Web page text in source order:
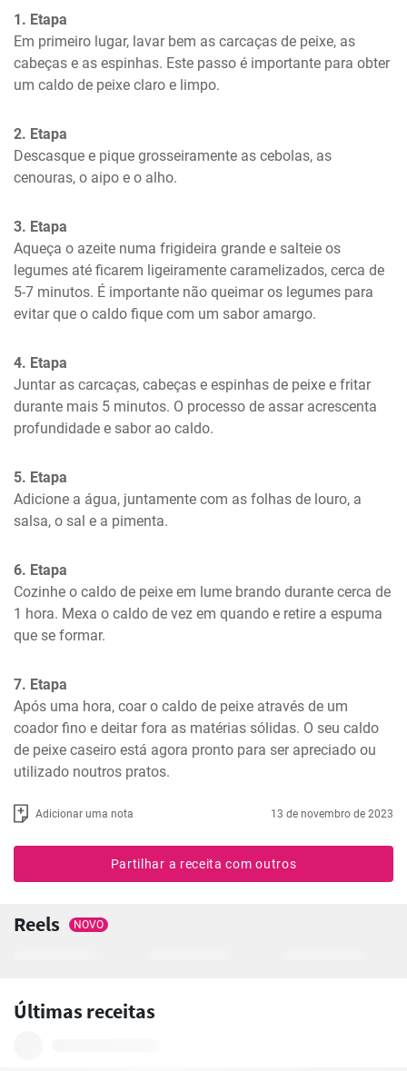
1. Etapa
Em primeiro lugar, lavar bem as carcaças de peixe, as
cabeças e as espinhas. Este passo é importante para obter
um caldo de peixe claro e limpo.
2. Etapa
Descasque e pique grosseiramente as cebolas, as
cenouras, o aipo e o alho.
3. Etapa
Aqueça o azeite numa frigideira grande e salteie os
legumes até ficarem ligeiramente caramelizados, cerca de
5-7 minutos. É importante não queimar os legumes para
evitar que o caldo fique com um sabor amargo.
4. Etapa
Juntar as carcaças, cabeças e espinhas de peixe e fritar
durante mais 5 minutos. O processo de assar acrescenta
profundidade e sabor ao caldo.
5. Etapa
Adicione a água, juntamente com as folhas de louro, a
salsa, o sal e a pimenta.
6. Etapa
Cozinhe o caldo de peixe em lume brando durante cerca de
1 hora. Mexa o caldo de vez em quando e retire a espuma
que se formar.
7. Etapa
Após uma hora, coar o caldo de peixe através de um
coador fino e deitar fora as matérias sólidas. O seu caldo
de peixe caseiro está agora pronto para ser apreciado ou
utilizado noutros pratos.
Adicionar uma nota 13 de novembro de 2023
Partilhar a receita com outros
Reels NOVO
Últimas receitas